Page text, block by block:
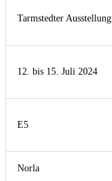
Tarmstedter Ausstellung
12. bis 15. Juli 2024
E5
Norla